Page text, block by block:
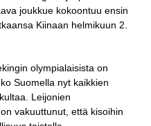
joukkue kokoontuu ensin
Kiinaan helmikuun 2.
olympialaisista on
Suomella nyt kaikkien
Leijonien
on vakuuttunut, että kisoihin